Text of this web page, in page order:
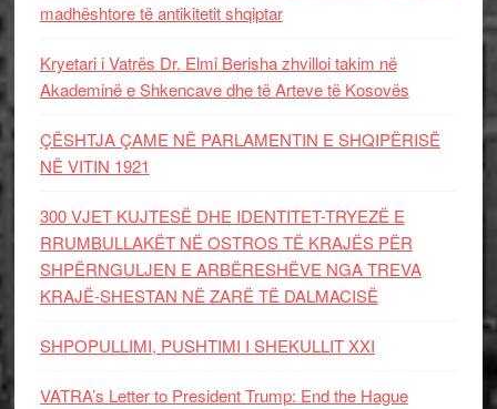
madhështore të antikitetit shqiptar
Kryetari i Vatrës Dr. Elmi Berisha zhvilloi takim në
Akademinë e Shkencave dhe të Arteve të Kosovës
ÇËSHTJA ÇAME NË PARLAMENTIN E SHQIPËRISË
NË VITIN 1921
300 VJET KUJTESË DHE IDENTITET-TRYEZË E
RRUMBULLAKËT NË OSTROS TË KRAJËS PËR
SHPËRNGULJEN E ARBËRESHËVE NGA TREVA
KRAJË-SHESTAN NË ZARË TË DALMACISË
SHPOPULLIMI, PUSHTIMI I SHEKULLIT XXI
VATRA’s Letter to President Trump: End the Hague